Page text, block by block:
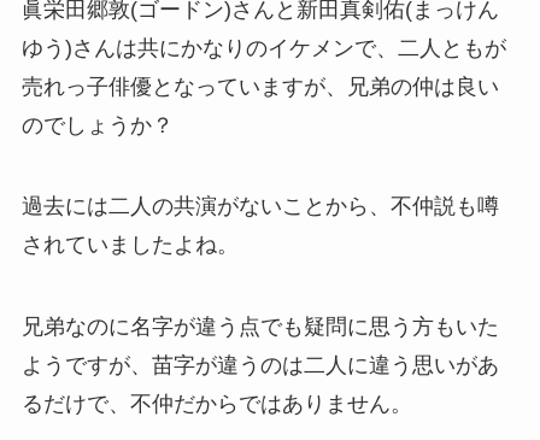
眞栄田郷敦(ゴードン)さんと新田真剣佑(まっけん
ゆう)さんは共にかなりのイケメンで、二人ともが
売れっ子俳優となっていますが、兄弟の仲は良い
のでしょうか？
過去には二人の共演がないことから、不仲説も噂
されていましたよね。
兄弟なのに名字が違う点でも疑問に思う方もいた
ようですが、苗字が違うのは二人に違う思いがあ
るだけで、不仲だからではありません。